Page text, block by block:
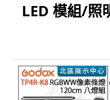
LED 模組/照